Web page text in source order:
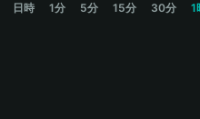
日時 1分 5分 15分 30分 1